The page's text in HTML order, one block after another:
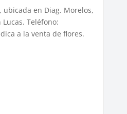
ubicada en Diag. Morelos,
Lucas. Teléfono:
a la venta de flores.